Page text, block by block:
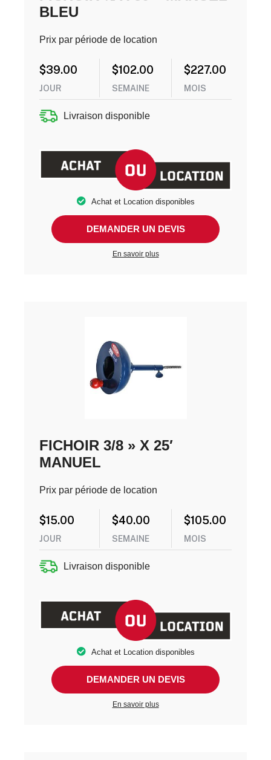
BLEU
Prix par période de location
$39.00
JOUR
$102.00
SEMAINE
$227.00
MOIS
Livraison disponible
Achat et Location disponibles
DEMANDER UN DEVIS
En savoir plus
FICHOIR 3/8 » X 25′
MANUEL
Prix par période de location
$15.00
JOUR
$40.00
SEMAINE
$105.00
MOIS
Livraison disponible
Achat et Location disponibles
DEMANDER UN DEVIS
En savoir plus